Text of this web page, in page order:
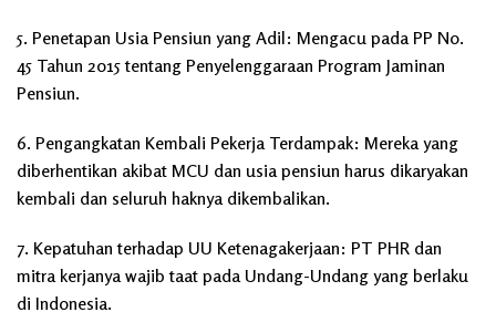
5. Penetapan Usia Pensiun yang Adil: Mengacu pada PP No.
45 Tahun 2015 tentang Penyelenggaraan Program Jaminan
Pensiun.
6. Pengangkatan Kembali Pekerja Terdampak: Mereka yang
diberhentikan akibat MCU dan usia pensiun harus dikaryakan
kembali dan seluruh haknya dikembalikan.
7. Kepatuhan terhadap UU Ketenagakerjaan: PT PHR dan
mitra kerjanya wajib taat pada Undang-Undang yang berlaku
di Indonesia.